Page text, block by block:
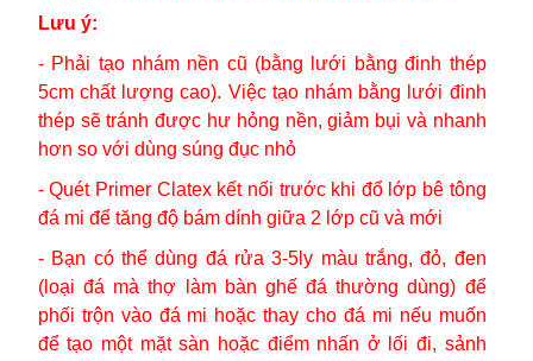
Lưu ý:
- Phải tạo nhám nền cũ (bằng lưới bằng đinh thép
5cm chất lượng cao). Việc tạo nhám bằng lưới đinh
thép sẽ tránh được hư hỏng nền, giảm bụi và nhanh
hơn so với dùng súng đục nhỏ
- Quét Primer Clatex kết nối trước khi đổ lớp bê tông
đá mi để tăng độ bám dính giữa 2 lớp cũ và mới
- Bạn có thể dùng đá rửa 3-5ly màu trắng, đỏ, đen
(loại đá mà thợ làm bàn ghế đá thường dùng) để
phối trộn vào đá mi hoặc thay cho đá mi nếu muốn
để tạo một mặt sàn hoặc điểm nhấn ở lối đi, sảnh